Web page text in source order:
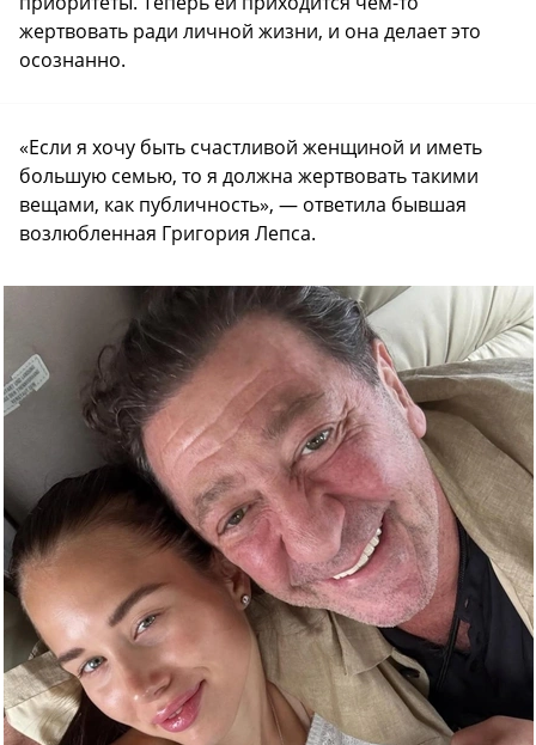
жертвовать ради личной жизни, и она делает это
осознанно.
«Если я хочу быть счастливой женщиной и иметь
большую семью, то я должна жертвовать такими
вещами, как публичность», — ответила бывшая
возлюбленная Григория Лепса.